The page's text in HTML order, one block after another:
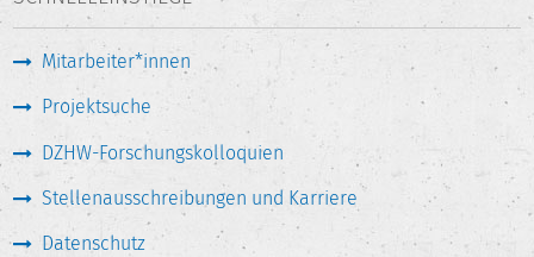
Mitarbeiter*innen
Projektsuche
DZHW-Forschungskolloquien
Stellenausschreibungen und Karriere
Datenschutz